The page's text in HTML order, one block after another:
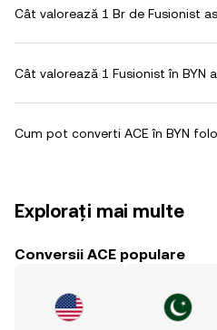
Cât valorează 1 Br de Fusionist
Cât valorează 1 Fusionist în BYN
Cum pot converti ACE în BYN
Explorați mai multe
Conversii ACE populare